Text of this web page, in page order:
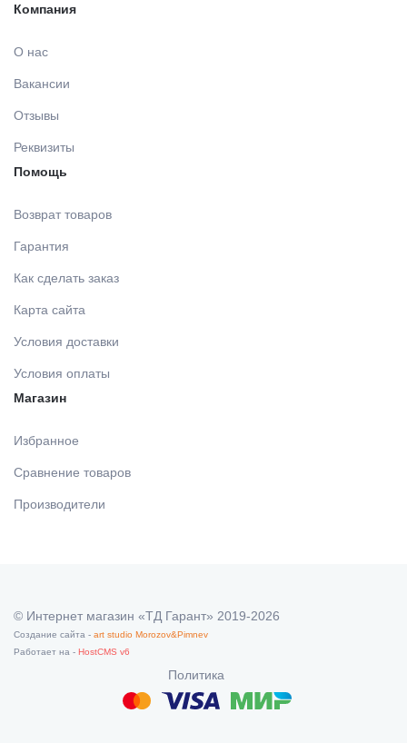
МАТЕРИАЛЫ И ПРИНАДЛЕЖНОСТИ ДЛЯ
МАТЕРИАЛЫ ДЛЯ ИЗОЛЯЦИИ РАБОЧЕГО ПОЛЯ
МАТЕРИАЛ ДЛЯ ПЕРЕБАЗИРОВКИ
ПРОВОЛОКА, ГИЛЬЗЫ, ШИНЫ, КЛАММЕРА (без
УТИЛИЗАЦИЯ ОТХОДОВ
МАТЕРИАЛЫ ДЛЯ ЛЕЧЕНИЯ СЛИЗИСТОЙ
РЕНТГЕНОВСКИЕ МАТЕРИАЛЫ
АППЛИКАТОРЫ /без срока/
ИМПЛАНТОЛОГИЯ
ШОВНЫЙ МАТЕРИАЛ
Компания
О нас
Вакансии
Отзывы
Реквизиты
Помощь
Возврат товаров
Гарантия
Как сделать заказ
Карта сайта
Условия доставки
Условия оплаты
Магазин
Избранное
Сравнение товаров
Производители
© Интернет магазин «ТД Гарант» 2019-2026
Создание сайта - art studio Morozov&Pimnev
Работает на - HostCMS v6
Политика